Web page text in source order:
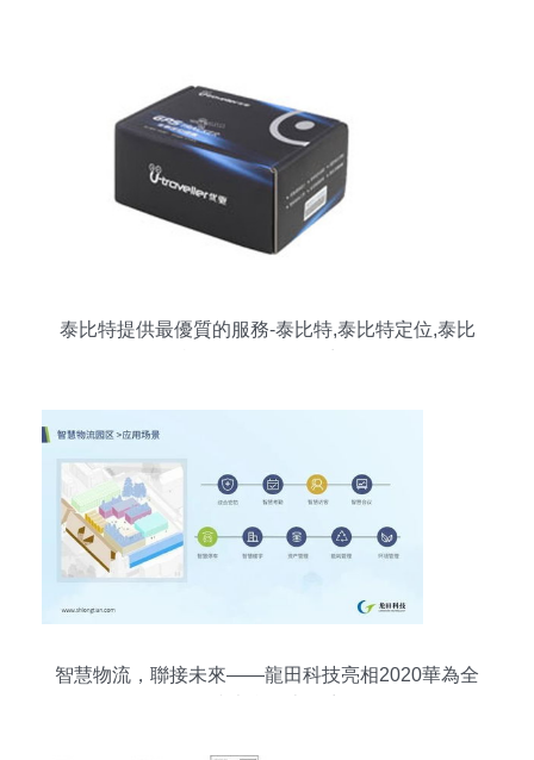
泰比特提供最優質的服務-泰比特,泰比特定位,泰比
智慧物流，聯接未來——龍田科技亮相2020華為全